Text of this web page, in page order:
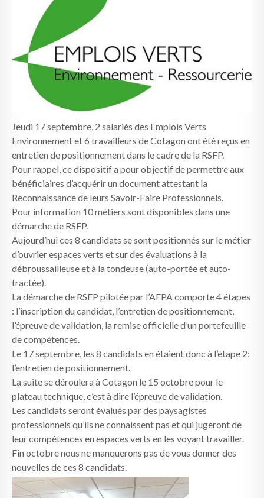
Jeudi 17 septembre, 2 salariés des Emplois Verts
Environnement et 6 travailleurs de Cotagon ont été reçus en
entretien de positionnement dans le cadre de la RSFP.
Pour rappel, ce dispositif a pour objectif de permettre aux
bénéficiaires d’acquérir un document attestant la
Reconnaissance de leurs Savoir-Faire Professionnels.
Pour information 10 métiers sont disponibles dans une
démarche de RSFP.
Aujourd’hui ces 8 candidats se sont positionnés sur le métier
d’ouvrier espaces verts et sur des évaluations à la
débroussailleuse et à la tondeuse (auto-portée et auto-
tractée).
La démarche de RSFP pilotée par l’AFPA comporte 4 étapes
: l’inscription du candidat, l’entretien de positionnement,
l’épreuve de validation, la remise officielle d’un portefeuille
de compétences.
Le 17 septembre, les 8 candidats en étaient donc à l’étape 2:
l’entretien de positionnement.
La suite se déroulera à Cotagon le 15 octobre pour le
plateau technique, c’est à dire l’épreuve de validation.
Les candidats seront évalués par des paysagistes
professionnels qu’ils ne connaissent pas et qui jugeront de
leur compétences en espaces verts en les voyant travailler.
Fin octobre nous ne manquerons pas de vous donner des
nouvelles de ces 8 candidats.